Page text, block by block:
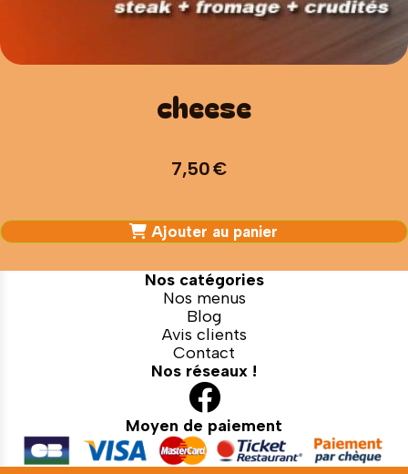
cheese
7,50€
Ajouter au panier
Nos catégories
Nos menus
Blog
Avis clients
Contact
Nos réseaux !

Moyen de paiement